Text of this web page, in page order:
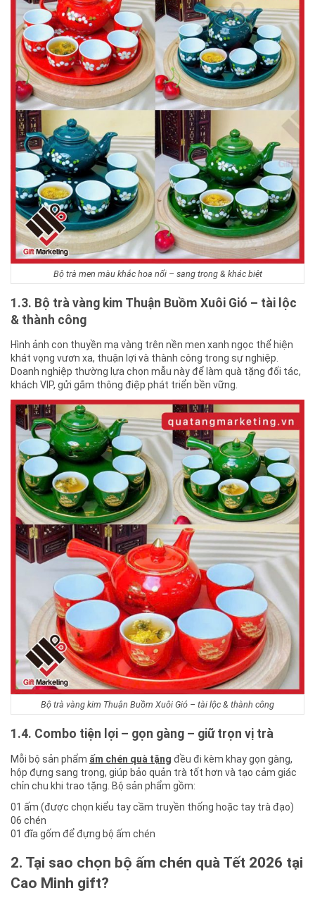
Bộ trà men màu khắc hoa nổi – sang trọng & khác biệt
1.3. Bộ trà vàng kim Thuận Buồm Xuôi Gió – tài lộc
& thành công
Hình ảnh con thuyền mạ vàng trên nền men xanh ngọc thể hiện
khát vọng vươn xa, thuận lợi và thành công trong sự nghiệp.
Doanh nghiệp thường lựa chọn mẫu này để làm quà tặng đối tác,
khách VIP, gửi gắm thông điệp phát triển bền vững.
Bộ trà vàng kim Thuận Buồm Xuôi Gió – tài lộc & thành công
1.4. Combo tiện lợi – gọn gàng – giữ trọn vị trà
Mỗi bộ sản phẩm ấm chén quà tặng đều đi kèm khay gọn gàng,
hộp đựng sang trọng, giúp bảo quản trà tốt hơn và tạo cảm giác
chỉn chu khi trao tặng. Bộ sản phẩm gồm:
01 ấm (được chọn kiểu tay cầm truyền thống hoặc tay trà đạo)
06 chén
01 đĩa gốm để đựng bộ ấm chén
2. Tại sao chọn bộ ấm chén quà Tết 2026 tại
Cao Minh gift?